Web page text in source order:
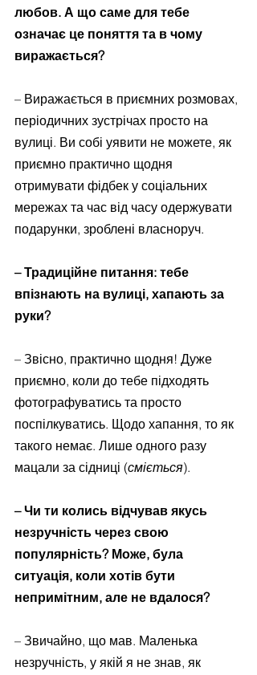
любов. А що саме для тебе
означає це поняття та в чому
виражається?
– Виражається в приємних розмовах,
періодичних зустрічах просто на
вулиці. Ви собі уявити не можете, як
приємно практично щодня
отримувати фідбек у соціальних
мережах та час від часу одержувати
подарунки, зроблені власноруч.
– Традиційне питання: тебе
впізнають на вулиці, хапають за
руки?
– Звісно, практично щодня! Дуже
приємно, коли до тебе підходять
фотографуватись та просто
поспілкуватись. Щодо хапання, то як
такого немає. Лише одного разу
мацали за сідниці (сміється).
– Чи ти колись відчував якусь
незручність через свою
популярність? Може, була
ситуація, коли хотів бути
непримітним, але не вдалося?
– Звичайно, що мав. Маленька
незручність, у якій я не знав, як